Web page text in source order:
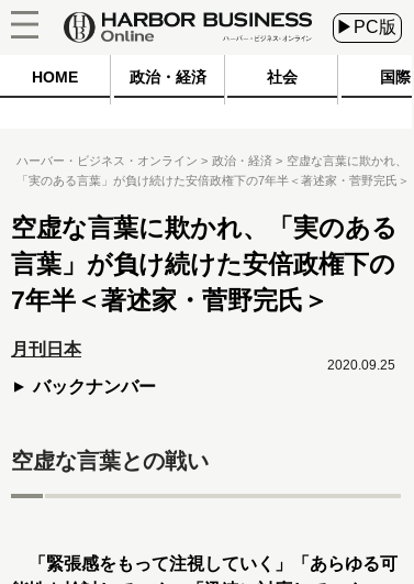
▶PC版
HOME 政治・経済 社会 国際
ハーバー・ビジネス・オンライン 政治・経済
空虚な言葉に欺かれ、
「実のある言葉」が負け続けた安倍政権下の7年半＜著述家・菅野完氏＞
空虚な言葉に欺かれ、「実のある
言葉」が負け続けた安倍政権下の
7年半＜著述家・菅野完氏＞
月刊日本
バックナンバー
2020.09.25
空虚な言葉との戦い
「緊張感をもって注視していく」「あらゆる可